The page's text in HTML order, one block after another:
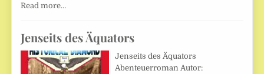
Read more…
Jenseits des Äquators
Jenseits des Äquators
Abenteuerroman Autor: